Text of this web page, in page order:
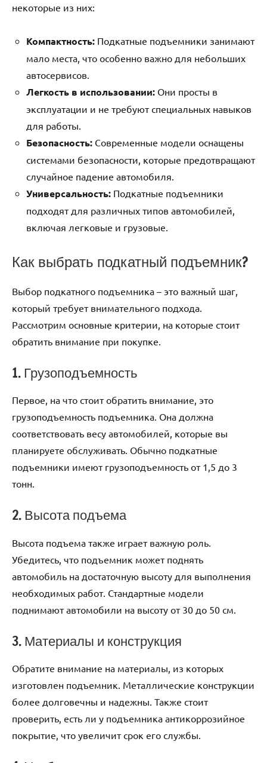
некоторые из них:
Компактность: Подкатные подъемники занимают
мало места, что особенно важно для небольших
автосервисов.
Легкость в использовании: Они просты в
эксплуатации и не требуют специальных навыков
для работы.
Безопасность: Современные модели оснащены
системами безопасности, которые предотвращают
случайное падение автомобиля.
Универсальность: Подкатные подъемники
подходят для различных типов автомобилей,
включая легковые и грузовые.
Как выбрать подкатный подъемник?
Выбор подкатного подъемника – это важный шаг,
который требует внимательного подхода.
Рассмотрим основные критерии, на которые стоит
обратить внимание при покупке.
1. Грузоподъемность
Первое, на что стоит обратить внимание, это
грузоподъемность подъемника. Она должна
соответствовать весу автомобилей, которые вы
планируете обслуживать. Обычно подкатные
подъемники имеют грузоподъемность от 1,5 до 3
тонн.
2. Высота подъема
Высота подъема также играет важную роль.
Убедитесь, что подъемник может поднять
автомобиль на достаточную высоту для выполнения
необходимых работ. Стандартные модели
поднимают автомобили на высоту от 30 до 50 см.
3. Материалы и конструкция
Обратите внимание на материалы, из которых
изготовлен подъемник. Металлические конструкции
более долговечны и надежны. Также стоит
проверить, есть ли у подъемника антикоррозийное
покрытие, что увеличит срок его службы.